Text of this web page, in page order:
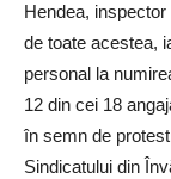
Hendea,
de toate acestea,
personal la
12 din cei 18
în semn de
Sindicatului din